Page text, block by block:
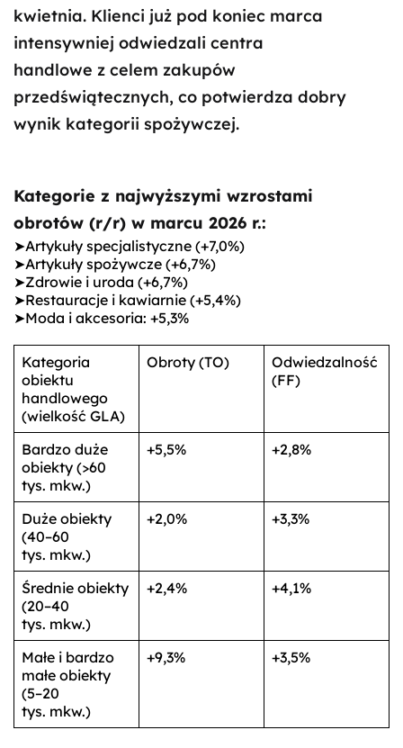
kwietnia. Klienci już pod koniec marca
intensywniej odwiedzali centra
handlowe z celem zakupów
przedświątecznych, co potwierdza dobry
wynik kategorii spożywczej.
Kategorie z najwyższymi wzrostami
obrotów (r/r) w marcu 2026 r.:
➤Artykuły specjalistyczne (+7,0%)
➤Artykuły spożywcze (+6,7%)
➤Zdrowie i uroda (+6,7%)
➤Restauracje i kawiarnie (+5,4%)
➤Moda i akcesoria: +5,3%
Kategoria
obiektu
handlowego
(wielkość GLA)
Obroty (TO)
Odwiedzalność
(FF)
Bardzo duże
obiekty (>60
tys. mkw.)
+5,5% +2,8%
Duże obiekty
(40–60
tys. mkw.)
+2,0% +3,3%
Średnie obiekty
(20–40
tys. mkw.)
+2,4% +4,1%
Małe i bardzo
małe obiekty
(5–20
tys. mkw.)
+9,3% +3,5%